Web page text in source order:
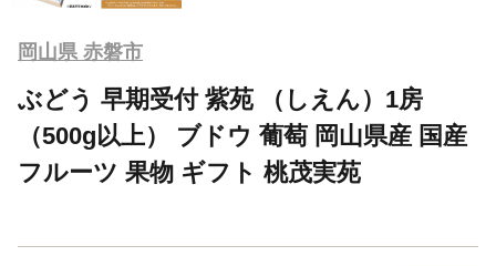
岡山県 赤磐市
ぶどう 早期受付 紫苑 （しえん）1房
（500g以上） ブドウ 葡萄 岡山県産 国産
フルーツ 果物 ギフト 桃茂実苑